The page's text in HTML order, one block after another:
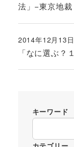
法」−東京地裁
「なに選ぶ？
投稿日
2014年12月13日
キーワード